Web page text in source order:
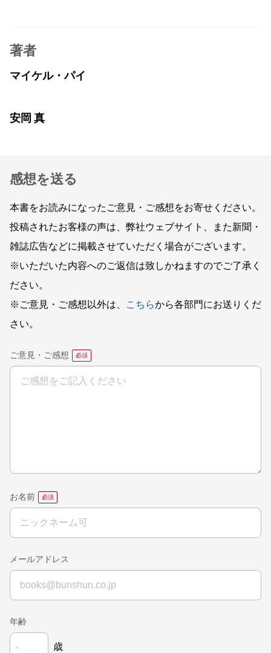
著者
マイケル・パイ
安岡 真
感想を送る
本書をお読みになったご意見・ご感想をお寄せください。
投稿されたお客様の声は、弊社ウェブサイト、また新聞・
雑誌広告などに掲載させていただく場合がございます。
※いただいた内容へのご返信は致しかねますのでご了承く
ださい。
※ご意見・ご感想以外は、
こちらから各部門にお送りくだ
さい。
ご意見・ご感想
お名前
メールアドレス
年齢
歳